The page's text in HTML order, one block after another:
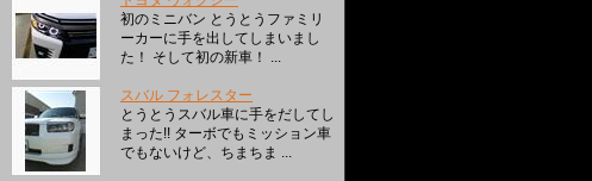
初のミニバン とうとうファミリ
ーカーに手を出してしまいまし
た！ そして初の新車！ ...
スバル フォレスター
とうとうスバル車に手をだしてし
まった!! ターボでもミッション車
でもないけど、ちまちま ...